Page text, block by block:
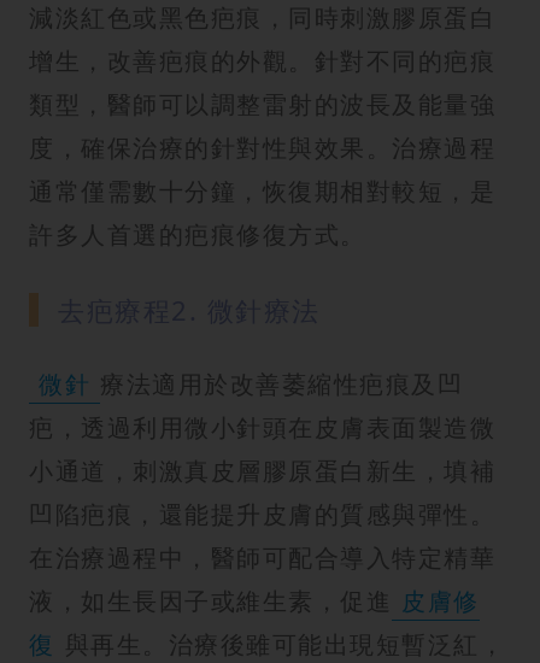
減淡紅色或黑色疤痕，同時刺激膠原蛋白
增生，改善疤痕的外觀。針對不同的疤痕
類型，醫師可以調整雷射的波長及能量強
度，確保治療的針對性與效果。治療過程
通常僅需數十分鐘，恢復期相對較短，是
許多人首選的疤痕修復方式。
微針 療法適用於改善萎縮性疤痕及凹
疤，透過利用微小針頭在皮膚表面製造微
小通道，刺激真皮層膠原蛋白新生，填補
凹陷疤痕，還能提升皮膚的質感與彈性。
在治療過程中，醫師可配合導入特定精華
液，如生長因子或維生素，促進 皮膚修
復 與再生。治療後雖可能出現短暫泛紅，